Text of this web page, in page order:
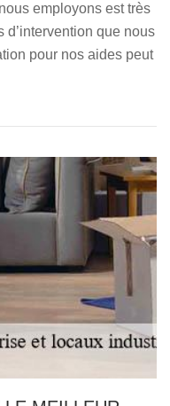
employons est très
d’intervention que nous
pour nos aides peut